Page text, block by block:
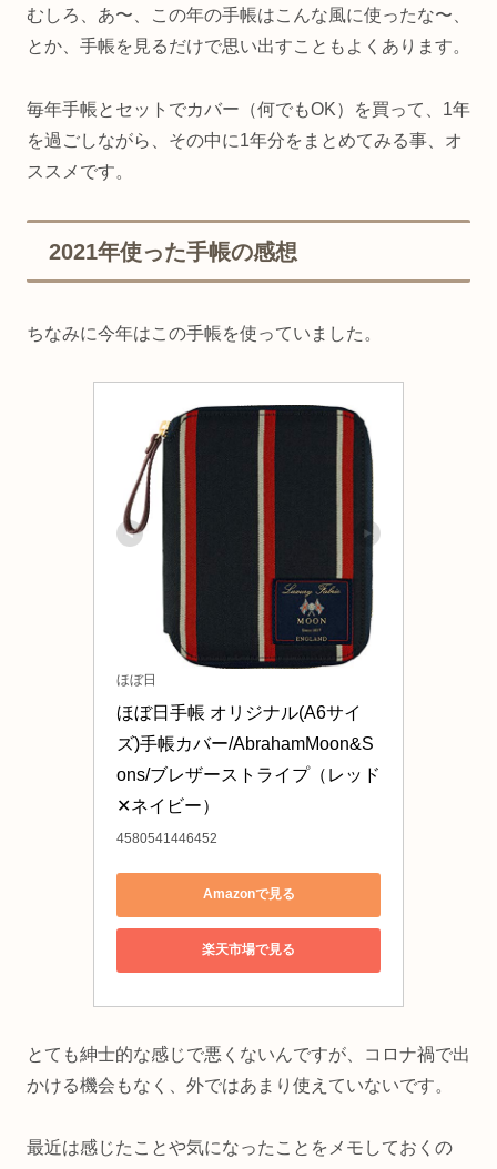
むしろ、あ〜、この年の手帳はこんな風に使ったな〜、
とか、手帳を見るだけで思い出すこともよくあります。
毎年手帳とセットでカバー（何でもOK）を買って、1年
を過ごしながら、その中に1年分をまとめてみる事、オ
ススメです。
2021年使った手帳の感想
ちなみに今年はこの手帳を使っていました。
ほぼ日
ほぼ日手帳 オリジナル(A6サイ
ズ)手帳カバー/AbrahamMoon&S
ons/ブレザーストライプ（レッド
✕ネイビー）
4580541446452
Amazonで見る
楽天市場で見る
とても紳士的な感じで悪くないんですが、コロナ禍で出
かける機会もなく、外ではあまり使えていないです。
最近は感じたことや気になったことをメモしておくの